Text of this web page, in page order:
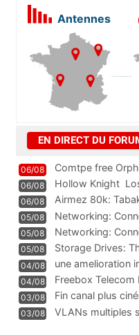
Antennes
EN DIRECT DU
06/08 Comtpe free
06/08 Hollow Knight 
06/08
Airmez 80k:
Technologie und
05/08 Networking:
05/08
Networking:
Information
05/08
Storage Drives:
Management
04/08
une amelioration
WIFI
04/08
Freebox
Communi
03/08 Fin canal plus
03/08 VLANs multiples